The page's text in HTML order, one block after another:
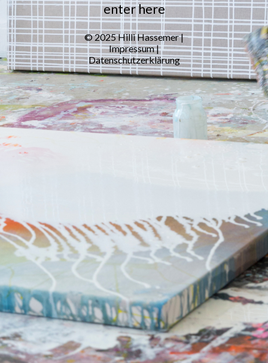
enter here
© 2025 Hilli Hassemer |
Impressum|
Datenschutzerklärung